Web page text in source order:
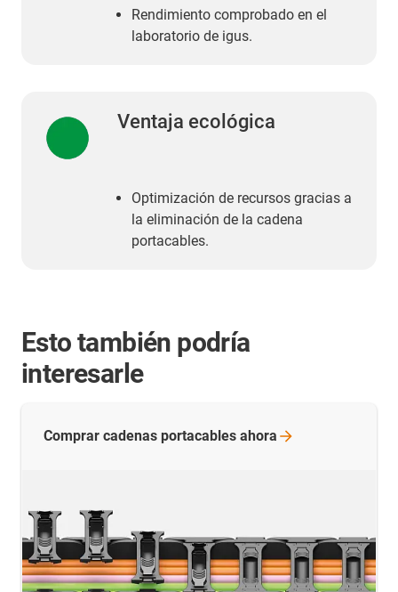
Rendimiento comprobado en el
laboratorio de igus.
Ventaja ecológica
Optimización de recursos gracias a
la eliminación de la cadena
portacables.
Esto también podría
interesarle
Comprar cadenas portacables ahora